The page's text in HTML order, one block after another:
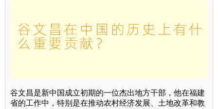
谷文昌是新中国成立初期的一位杰出地方干部，他在福建
省的工作中，特别是在推动农村经济发展、土地改革和教